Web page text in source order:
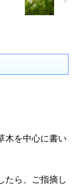
木を中心に書い
たら、ご指摘し